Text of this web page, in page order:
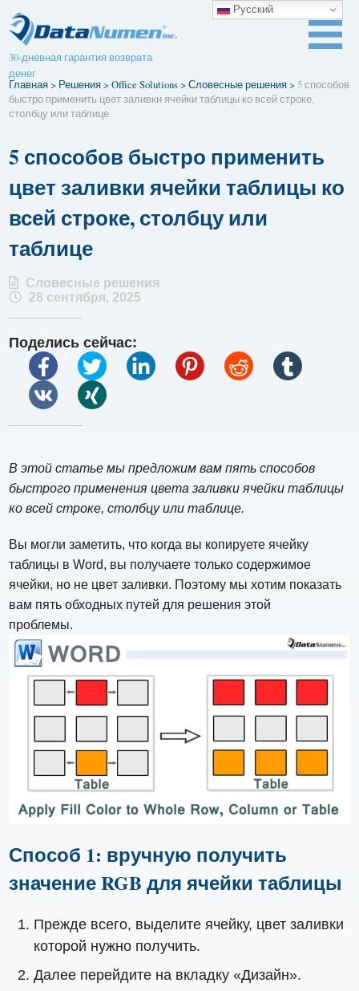
30-дневная гарантия возврата
денег
Главная> Решения>Office Solutions>Словесные решения>5 способов
быстро применить цвет заливки ячейки таблицы ко всей строке,
столбцу или таблице
5 способов быстро применить
цвет заливки ячейки таблицы ко
всей строке, столбцу или
таблице
Словесные решения
28 сентября, 2025
Поделись сейчас:
В этой статье мы предложим вам пять способов
быстрого применения цвета заливки ячейки таблицы
ко всей строке, столбцу или таблице.
Вы могли заметить, что когда вы копируете ячейку
таблицы в Word, вы получаете только содержимое
ячейки, но не цвет заливки. Поэтому мы хотим показать
вам пять обходных путей для решения этой
проблемы.
Способ 1: вручную получить
значение RGB для ячейки таблицы
Прежде всего, выделите ячейку, цвет заливки
которой нужно получить.
Далее перейдите на вкладку «Дизайн».
Русский